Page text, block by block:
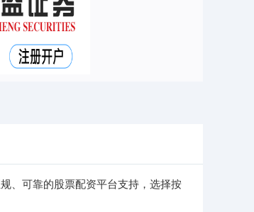
、可靠的股票配资平台支持，选择按